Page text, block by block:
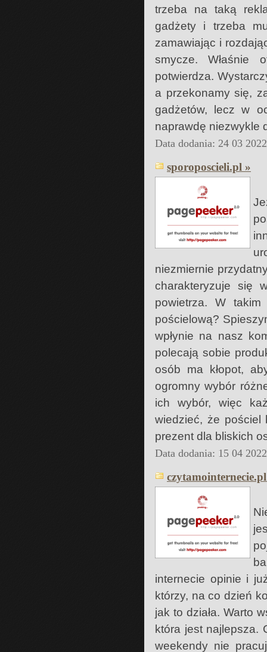
trzeba na taką
gadżety i trzeba
zamawiając i
smycze. Właśnie
potwierdza.
a przekonamy się,
gadżetów, lecz w
naprawdę niezwykle
Data dodania: 24 03
sporoposcieli.pl »
niezmiernie
charakteryzuje się
powietrza. W
pościelową?
wpłynie na nasz
polecają sobie
osób ma kłopot,
ogromny wybór
ich wybór, więc
wiedzieć, że pościel
prezent dla bliskich
Data dodania: 15 04
internecie opinie i
którzy, na co dzień
jak to działa. Warto
która jest najlepsza.
weekendy nie